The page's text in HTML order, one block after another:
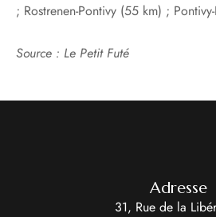
; Rostrenen-Pontivy (55 km) ;
Source : Le Petit Futé
Adresse
31, Rue de la